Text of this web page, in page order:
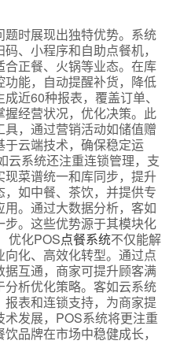
时展现出独特优势。系统
、小程序和自助点餐机，
正餐、火锅等业态。在库
能，自动提醒补货，降低
近60种报表，覆盖订单、
经营状况，优化决策。此
，通过营销活动如储值赠
云端技术，确保稳定运
云系统还注重连锁管理，支
菜谱统一和库同步，提升
如中餐、茶饮，并提供专
。通过大数据分析，客如
。这些优势源于其模块化
优化POS点餐系统不仅能解
化、高效化转型。通过点
互通，商家可提升顾客满
析优化策略。客如云系统
表和连锁支持，为商家提
发展，POS系统将更注重
品牌在市场中稳健成长，